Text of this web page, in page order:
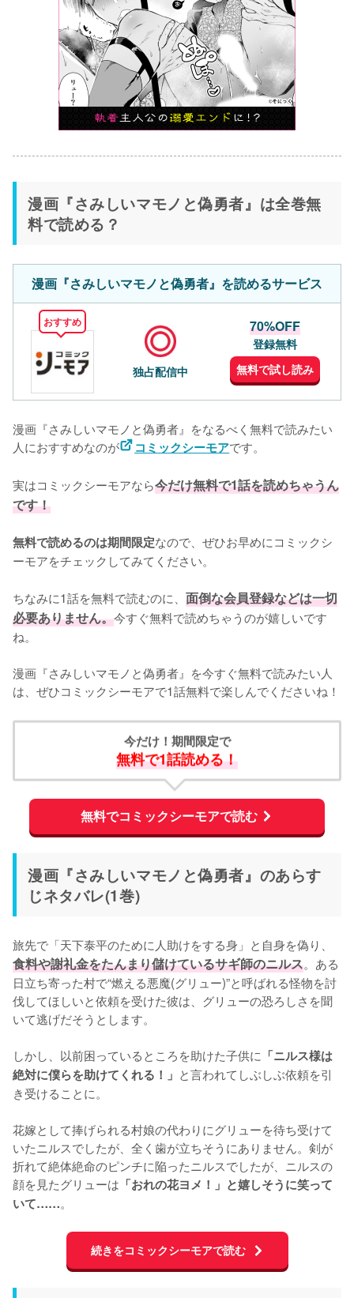
漫画『さみしいマモノと偽勇者』は全巻無
料で読める？
漫画『さみしいマモノと偽勇者』を読めるサービス
おすすめ
独占配信中
70%OFF
登録無料
無料で試し読み
漫画『さみしいマモノと偽勇者』をなるべく無料で読みたい
人におすすめなのが
コミックシーモアです。
実はコミックシーモアなら今だけ無料で1話を読めちゃうん
です！
無料で読めるのは期間限定なので、ぜひお早めにコミックシ
ーモアをチェックしてみてください。
ちなみに1話を無料で読むのに、 面倒な会員登録などは一切
必要ありません。今すぐ無料で読めちゃうのが嬉しいです
ね。
漫画『さみしいマモノと偽勇者』を今すぐ無料で読みたい人
は、ぜひコミックシーモアで1話無料で楽しんでくださいね！
今だけ！期間限定で
無料で1話読める！
無料でコミックシーモアで読む
漫画『さみしいマモノと偽勇者』のあらす
じネタバレ(1巻)
旅先で「天下泰平のために人助けをする身」と自身を偽り、
食料や謝礼金をたんまり儲けているサギ師のニルス。ある
日立ち寄った村で“燃える悪魔(グリュー)”と呼ばれる怪物を討
伐してほしいと依頼を受けた彼は、グリューの恐ろしさを聞
いて逃げだそうとします。
しかし、以前困っているところを助けた子供に 「ニルス様は
絶対に僕らを助けてくれる！」 と言われてしぶしぶ依頼を引
き受けることに。
花嫁として捧げられる村娘の代わりにグリューを待ち受けて
いたニルスでしたが、全く歯が立ちそうにありません。剣が
折れて絶体絶命のピンチに陥ったニルスでしたが、ニルスの
顔を見たグリューは 「おれの花ヨメ！」と嬉しそうに笑って
いて……。
続きをコミックシーモアで読む